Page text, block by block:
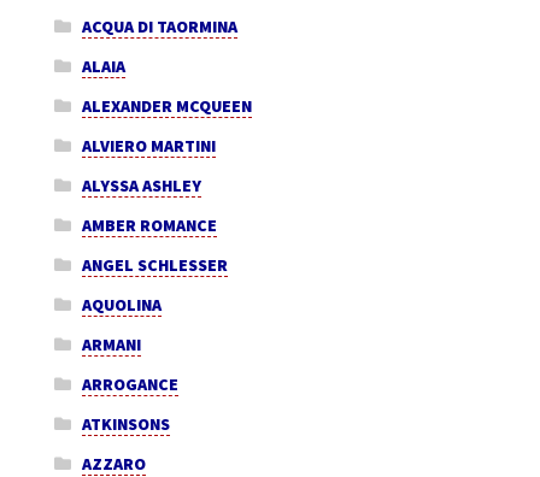
ACQUA DI TAORMINA
ALAIA
ALEXANDER MCQUEEN
ALVIERO MARTINI
ALYSSA ASHLEY
AMBER ROMANCE
ANGEL SCHLESSER
AQUOLINA
ARMANI
ARROGANCE
ATKINSONS
AZZARO